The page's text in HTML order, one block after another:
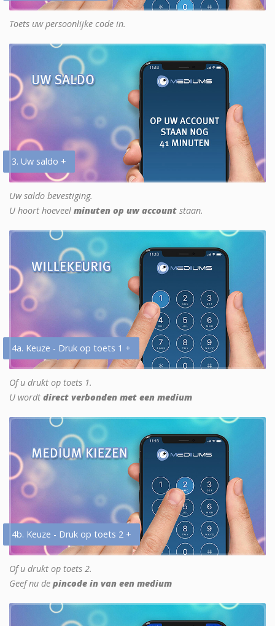
Toets uw persoonlijke code in.
3. Uw saldo +
Uw saldo bevestiging.
U hoort hoeveel minuten op uw account staan.
4a. Keuze - Druk op toets 1 +
Of u drukt op toets 1.
U wordt direct verbonden met een medium
4b. Keuze - Druk op toets 2 +
Of u drukt op toets 2.
Geef nu de pincode in van een medium